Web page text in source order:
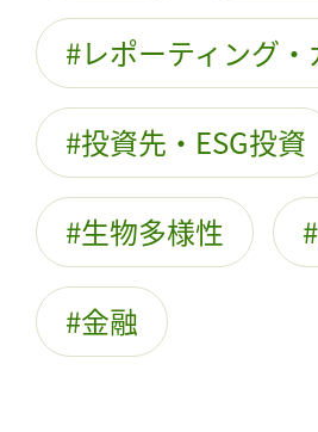
レポーティング
投資先・ESG投資
生物多様性
金融